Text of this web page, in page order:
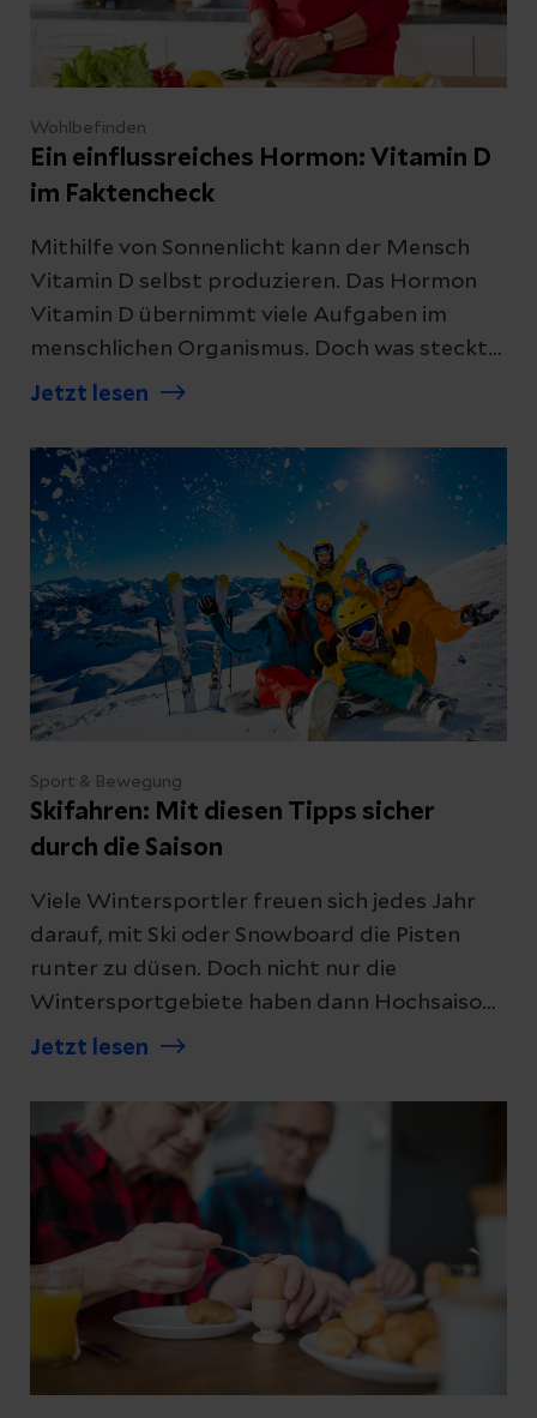
Wohlbefinden
Ein einflussreiches Hormon: Vitamin D
im Faktencheck
Mithilfe von Sonnenlicht kann der Mensch
Vitamin D selbst produzieren. Das Hormon
Vitamin D übernimmt viele Aufgaben im
menschlichen Organismus. Doch was steckt
dahinter und wieso ist Vitamin D für uns
erklärt, warum unser Körper Sonnenlicht
braucht.
Jetzt lesen
Sport & Bewegung
Skifahren: Mit diesen Tipps sicher
durch die Saison
Viele Wintersportler freuen sich jedes Jahr
darauf, mit Ski oder Snowboard die Pisten
runter zu düsen. Doch nicht nur die
Wintersportgebiete haben dann Hochsaison,
auch die Unfallstationen der Krankenhäuser.
Helios Klinikum Aue, gibt Tipps, wie man
möglichst unfallfrei durch die
Wintersportsaison kommt.
Jetzt lesen